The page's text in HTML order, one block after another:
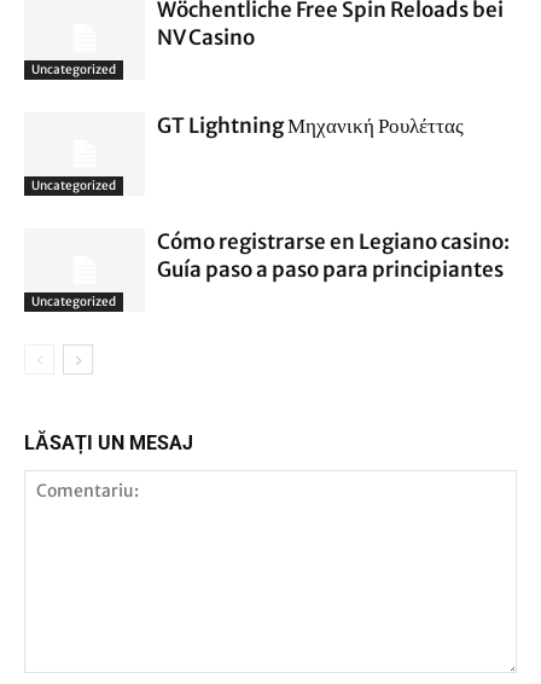
Uncategorized
Wöchentliche Free Spin Reloads bei
NV Casino
Uncategorized
GT Lightning Μηχανική Ρουλέττας
Uncategorized
Cómo registrarse en Legiano casino:
Guía paso a paso para principiantes
LĂSAȚI UN MESAJ